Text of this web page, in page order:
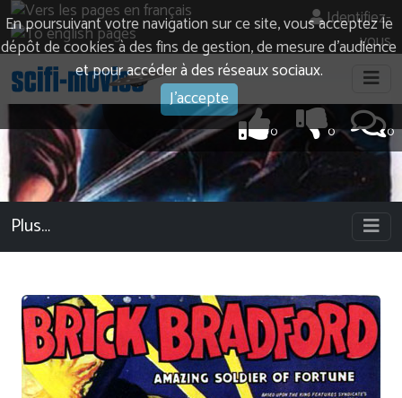
En poursuivant votre navigation sur ce site, vous acceptez le
dépôt de cookies à des fins de gestion, de mesure d’audience
et pour accéder à des réseaux sociaux.
J'accepte
Identifiez-
vous
0
0
0
Plus…